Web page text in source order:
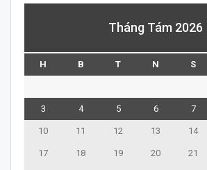
Tháng Tám 2026
H B T N S
3 4 5 6 7
10 11 12 13 14
17 18 19 20 21